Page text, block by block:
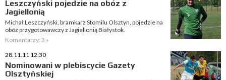
Leszczyński pojedzie na obóz z
Jagiellonią
Michał Leszczyński, bramkarz Stomilu Olsztyn, pojedzie na
obóz przygotowawczy z Jagiellonią Białystok.
Komentarzy: 3 »
28.11.11 12:30
Nominowani w plebiscycie Gazety
Olsztyńskiej